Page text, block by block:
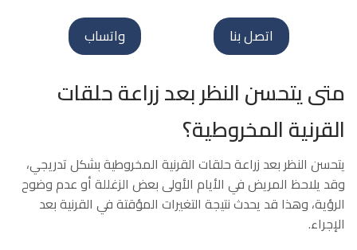
اتصل بنا واتساب
متى يتحسن النظر بعد زراعة حلقات
القرنية المخروطية؟
يتحسن النظر بعد زراعة حلقات القرنية المخروطية بشكل تدريجي،
وقد يلاحظ المريض في الأيام الأولى بعض الزغللة أو عدم وضوح
الرؤية، وهذا قد يحدث نتيجة التغيرات المؤقتة في القرنية بعد
الإجراء.